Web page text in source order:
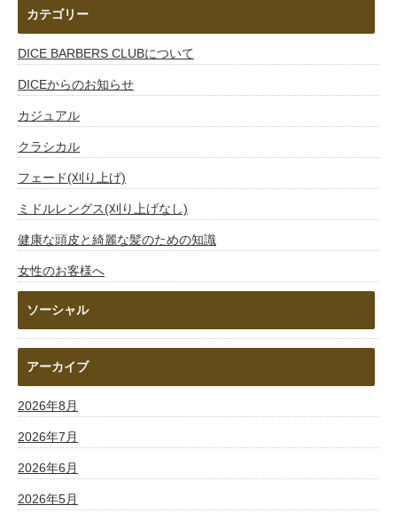
カテゴリー
DICE BARBERS CLUBについて
DICEからのお知らせ
カジュアル
クラシカル
フェード(刈り上げ)
ミドルレングス(刈り上げなし)
健康な頭皮と綺麗な髪のための知識
女性のお客様へ
ソーシャル
アーカイブ
2026年8月
2026年7月
2026年6月
2026年5月